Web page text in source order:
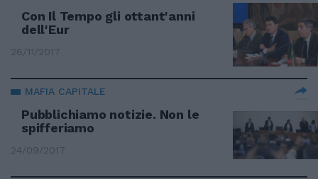
Con Il Tempo gli ottant'anni
dell'Eur
26/11/2017
MAFIA CAPITALE
Pubblichiamo notizie. Non le
spifferiamo
24/09/2017